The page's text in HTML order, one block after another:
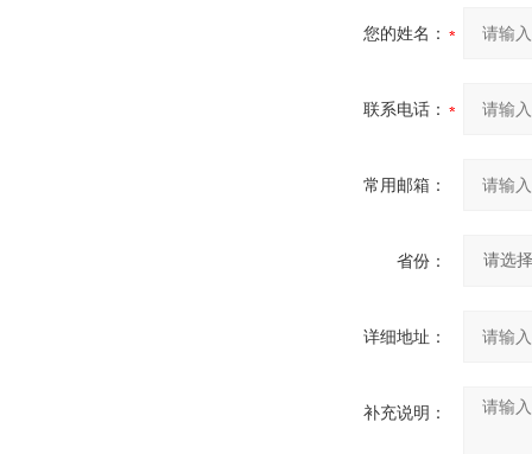
您的姓名：
联系电话：
常用邮箱：
省份：
详细地址：
补充说明：